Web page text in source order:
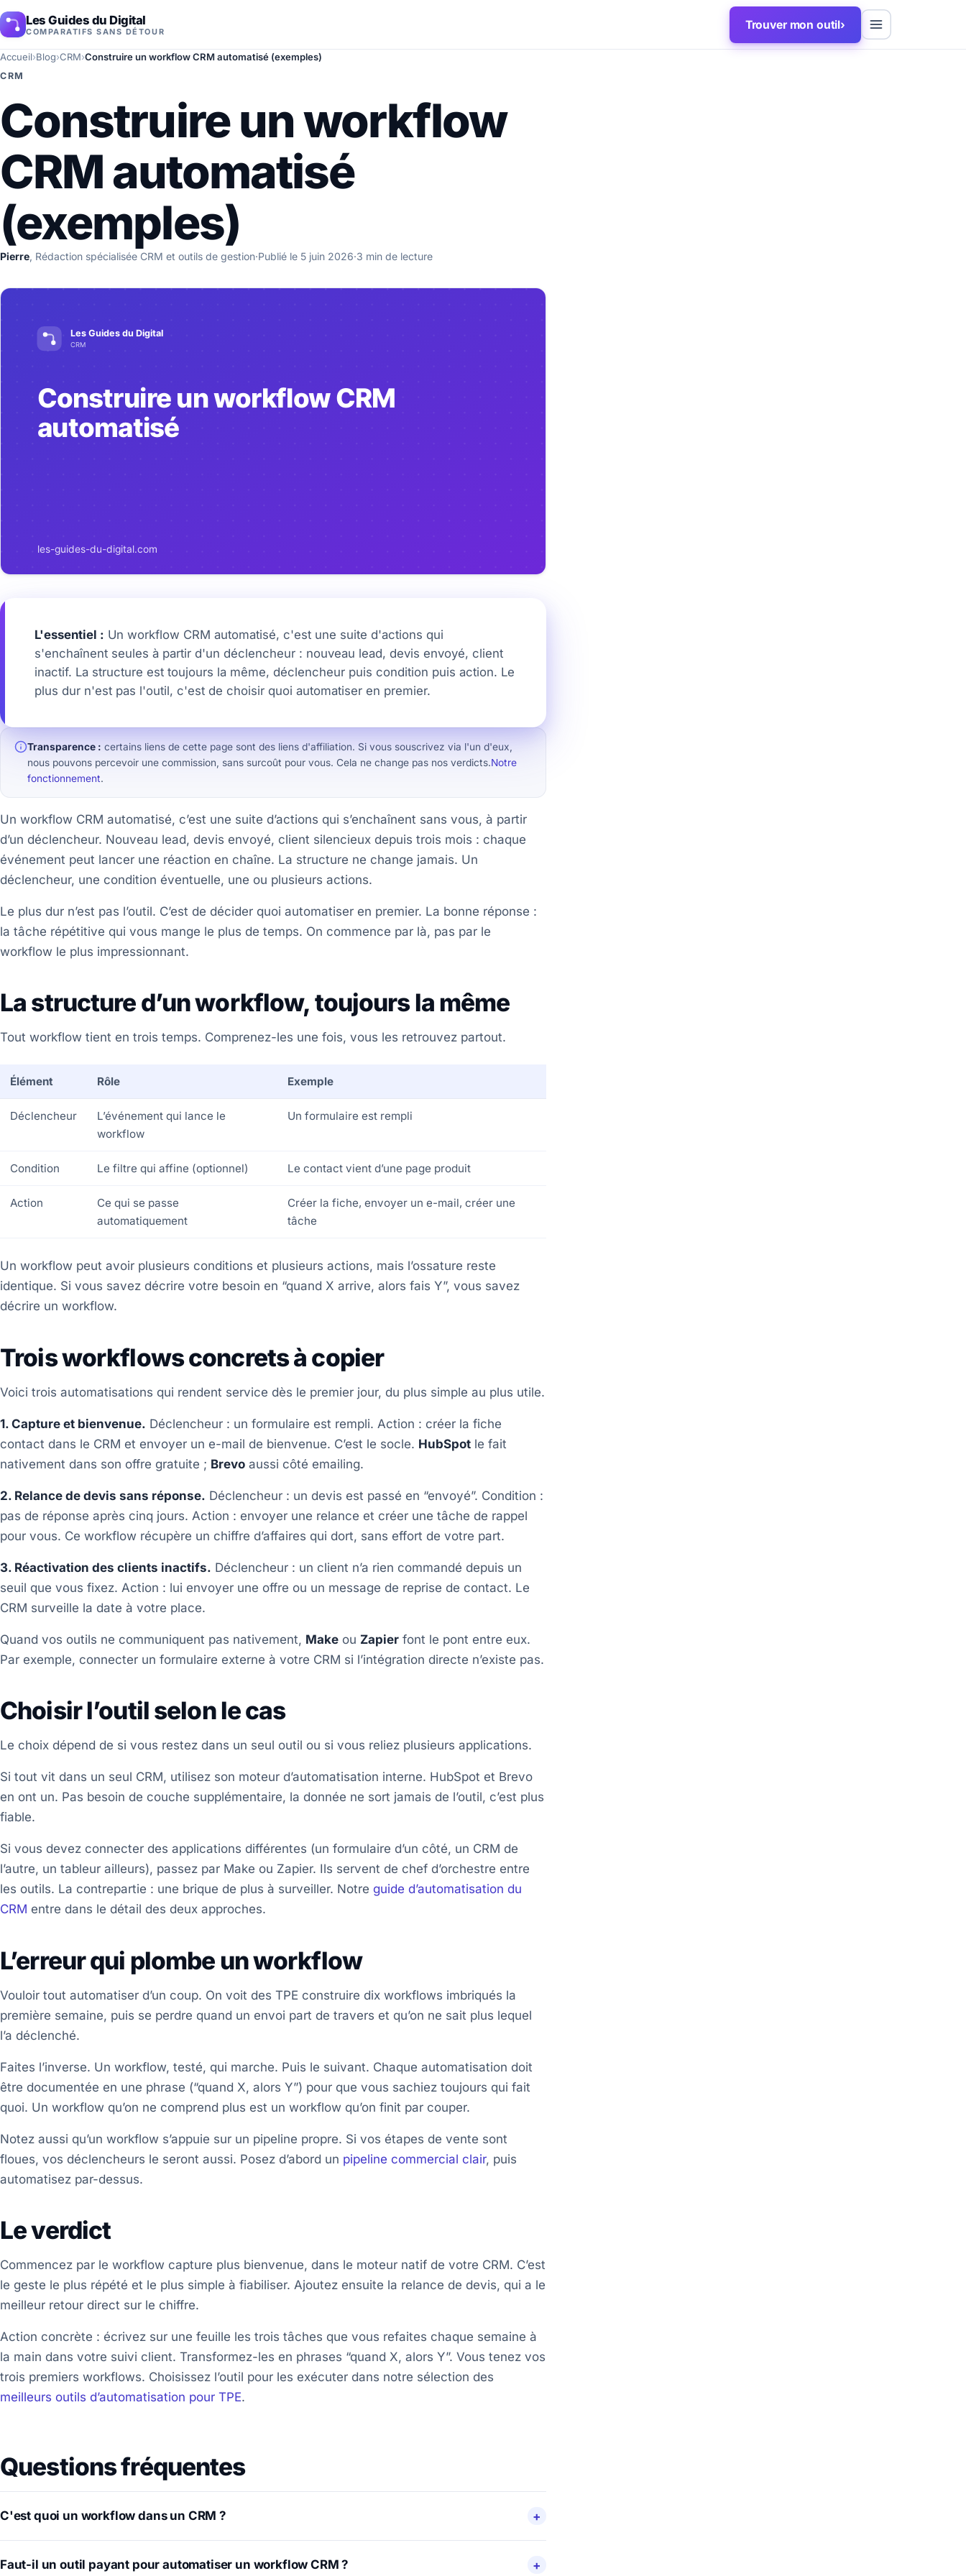
Les Guides du Digital
COMPARATIFS SANS DÉTOUR Trouver mon outil›
Accueil›Blog›CRM›Construire un workflow CRM automatisé (exemples)
CRM
Construire un workflow
CRM automatisé
(exemples)
Pierre, Rédaction spécialisée CRM et outils de gestion·Publié le 5 juin 2026·3 min de lecture
L'essentiel : Un workflow CRM automatisé, c'est une suite d'actions qui
s'enchaînent seules à partir d'un déclencheur : nouveau lead, devis envoyé, client
inactif. La structure est toujours la même, déclencheur puis condition puis action. Le
plus dur n'est pas l'outil, c'est de choisir quoi automatiser en premier.
Transparence : certains liens de cette page sont des liens d'affiliation. Si vous souscrivez via l'un d'eux,
nous pouvons percevoir une commission, sans surcoût pour vous. Cela ne change pas nos verdicts.Notre
fonctionnement.
Un workflow CRM automatisé, c’est une suite d’actions qui s’enchaînent sans vous, à partir
d’un déclencheur. Nouveau lead, devis envoyé, client silencieux depuis trois mois : chaque
événement peut lancer une réaction en chaîne. La structure ne change jamais. Un
déclencheur, une condition éventuelle, une ou plusieurs actions.
Le plus dur n’est pas l’outil. C’est de décider quoi automatiser en premier. La bonne réponse :
la tâche répétitive qui vous mange le plus de temps. On commence par là, pas par le
workflow le plus impressionnant.
La structure d’un workflow, toujours la même
Tout workflow tient en trois temps. Comprenez-les une fois, vous les retrouvez partout.
Élément Rôle Exemple
Déclencheur
L’événement qui lance le
workflow
Un formulaire est rempli
Condition Le filtre qui affine (optionnel) Le contact vient d’une page produit
Action
Ce qui se passe
automatiquement
Créer la fiche, envoyer un e-mail, créer une
tâche
Un workflow peut avoir plusieurs conditions et plusieurs actions, mais l’ossature reste
identique. Si vous savez décrire votre besoin en “quand X arrive, alors fais Y”, vous savez
décrire un workflow.
Trois workflows concrets à copier
Voici trois automatisations qui rendent service dès le premier jour, du plus simple au plus utile.
1. Capture et bienvenue. Déclencheur : un formulaire est rempli. Action : créer la fiche
contact dans le CRM et envoyer un e-mail de bienvenue. C’est le socle. HubSpot le fait
nativement dans son offre gratuite ; Brevo aussi côté emailing.
2. Relance de devis sans réponse. Déclencheur : un devis est passé en “envoyé”. Condition :
pas de réponse après cinq jours. Action : envoyer une relance et créer une tâche de rappel
pour vous. Ce workflow récupère un chiffre d’affaires qui dort, sans effort de votre part.
3. Réactivation des clients inactifs. Déclencheur : un client n’a rien commandé depuis un
seuil que vous fixez. Action : lui envoyer une offre ou un message de reprise de contact. Le
CRM surveille la date à votre place.
Quand vos outils ne communiquent pas nativement, Make ou Zapier font le pont entre eux.
Par exemple, connecter un formulaire externe à votre CRM si l’intégration directe n’existe pas.
Choisir l’outil selon le cas
Le choix dépend de si vous restez dans un seul outil ou si vous reliez plusieurs applications.
Si tout vit dans un seul CRM, utilisez son moteur d’automatisation interne. HubSpot et Brevo
en ont un. Pas besoin de couche supplémentaire, la donnée ne sort jamais de l’outil, c’est plus
fiable.
Si vous devez connecter des applications différentes (un formulaire d’un côté, un CRM de
l’autre, un tableur ailleurs), passez par Make ou Zapier. Ils servent de chef d’orchestre entre
les outils. La contrepartie : une brique de plus à surveiller. Notre guide d’automatisation du
CRM entre dans le détail des deux approches.
L’erreur qui plombe un workflow
Vouloir tout automatiser d’un coup. On voit des TPE construire dix workflows imbriqués la
première semaine, puis se perdre quand un envoi part de travers et qu’on ne sait plus lequel
l’a déclenché.
Faites l’inverse. Un workflow, testé, qui marche. Puis le suivant. Chaque automatisation doit
être documentée en une phrase (“quand X, alors Y”) pour que vous sachiez toujours qui fait
quoi. Un workflow qu’on ne comprend plus est un workflow qu’on finit par couper.
Notez aussi qu’un workflow s’appuie sur un pipeline propre. Si vos étapes de vente sont
floues, vos déclencheurs le seront aussi. Posez d’abord un pipeline commercial clair, puis
automatisez par-dessus.
Le verdict
Commencez par le workflow capture plus bienvenue, dans le moteur natif de votre CRM. C’est
le geste le plus répété et le plus simple à fiabiliser. Ajoutez ensuite la relance de devis, qui a le
meilleur retour direct sur le chiffre.
Action concrète : écrivez sur une feuille les trois tâches que vous refaites chaque semaine à
la main dans votre suivi client. Transformez-les en phrases “quand X, alors Y”. Vous tenez vos
trois premiers workflows. Choisissez l’outil pour les exécuter dans notre sélection des
meilleurs outils d’automatisation pour TPE.
Questions fréquentes
C'est quoi un workflow dans un CRM ?
Faut-il un outil payant pour automatiser un workflow CRM ?